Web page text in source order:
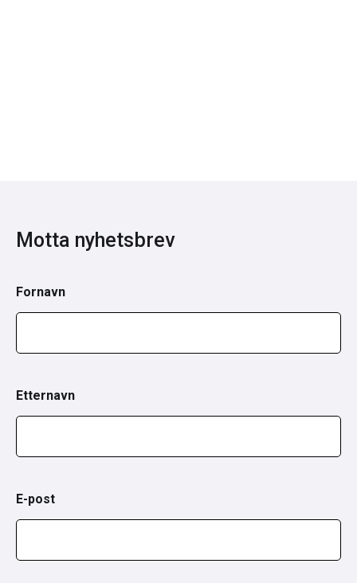
Motta nyhetsbrev
Fornavn
Etternavn
E-post